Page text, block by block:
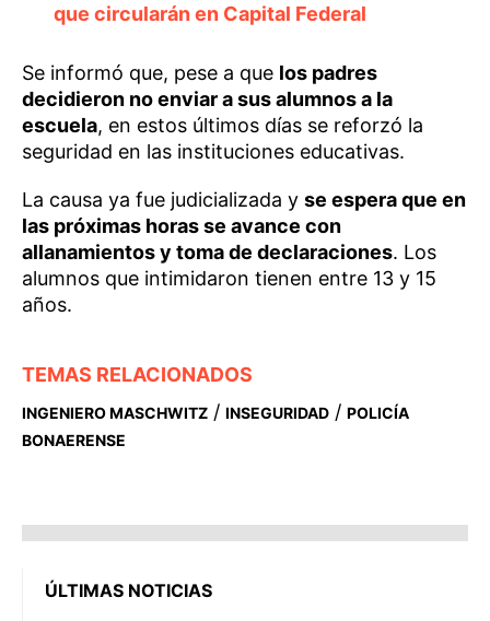
que circularán en Capital Federal
Se informó que, pese a que los padres
decidieron no enviar a sus alumnos a la
escuela, en estos últimos días se reforzó la
seguridad en las instituciones educativas.
La causa ya fue judicializada y se espera que en
las próximas horas se avance con
allanamientos y toma de declaraciones. Los
alumnos que intimidaron tienen entre 13 y 15
años.
TEMAS RELACIONADOS
INGENIERO MASCHWITZ / INSEGURIDAD / POLICÍA
BONAERENSE
ÚLTIMAS NOTICIAS